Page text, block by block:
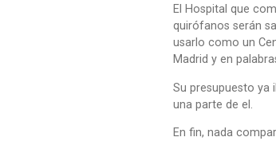
El Hospital que
quirófanos serán
usarlo como un
Madrid y en
Su presupuesto ya
una parte de el.
En fin, nada